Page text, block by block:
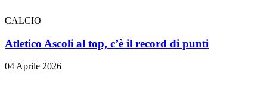
CALCIO
Atletico Ascoli al top, c’è il record di punti
04 Aprile 2026